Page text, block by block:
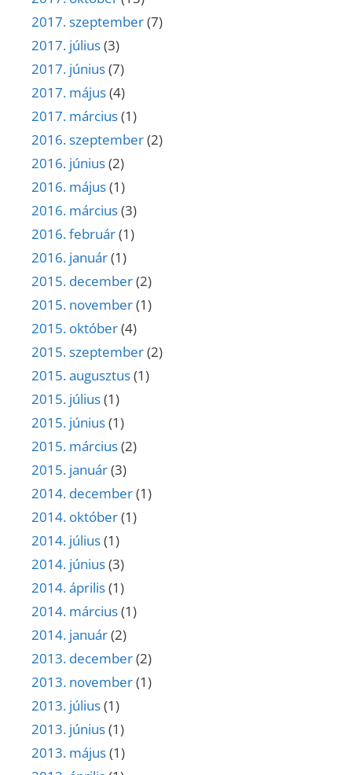
2017. szeptember(7)
2017. július(3)
2017. június(7)
2017. május(4)
2017. március(1)
2016. szeptember(2)
2016. június(2)
2016. május(1)
2016. március(3)
2016. február(1)
2016. január(1)
2015. december(2)
2015. november(1)
2015. október(4)
2015. szeptember(2)
2015. augusztus(1)
2015. július(1)
2015. június(1)
2015. március(2)
2015. január(3)
2014. december(1)
2014. október(1)
2014. július(1)
2014. június(3)
2014. április(1)
2014. március(1)
2014. január(2)
2013. december(2)
2013. november(1)
2013. július(1)
2013. június(1)
2013. május(1)